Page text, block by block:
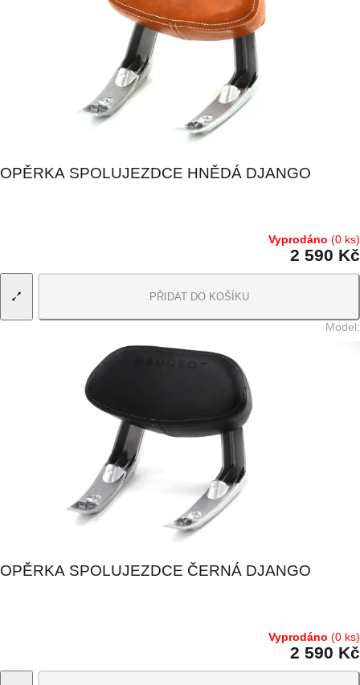
OPĚRKA SPOLUJEZDCE HNĚDÁ DJANGO
Vyprodáno (0 ks)
2 590 Kč
PŘIDAT DO KOŠÍKU
Model:
OPĚRKA SPOLUJEZDCE ČERNÁ DJANGO
Vyprodáno (0 ks)
2 590 Kč